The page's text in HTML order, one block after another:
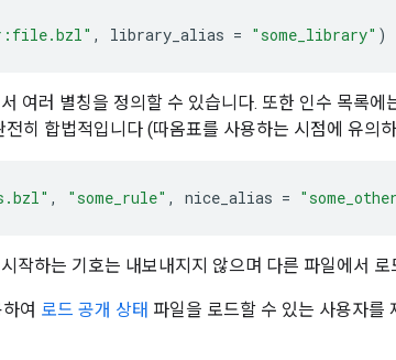
, library_alias = "some_library" )
여러 별칭을 정의할 수 있습니다. 또한 인수 목록
전히 합법적입니다 (따옴표를 사용하는 시점에 유의
, "some_rule" , nice_alias =
작하는 기호는 내보내지지 않으며 다른 파일에서 로
여 로드 공개 상태 파일을 로드할 수 있는 사용자를